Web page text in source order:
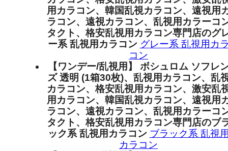
用カラコン、韓国乱視カラコン、遠視用
ラコン、遠視カラコン、乱視用カラーコ
タクト、格安乱視用カラコン専門店のグ
ー系 乱視用カラコン グレー系 乱視用カ
コン
【ワンデー/乱視用】 ボシュロム ソフレ
ズ 透明 (1箱30枚)、乱視用カラコン、乱
カラコン、格安乱視用カラコン、激安乱
用カラコン、韓国乱視カラコン、遠視用
ラコン、遠視カラコン、乱視用カラーコ
タクト、格安乱視用カラコン専門店のブ
ック系 乱視用カラコン ブラック系 乱視
カラコン